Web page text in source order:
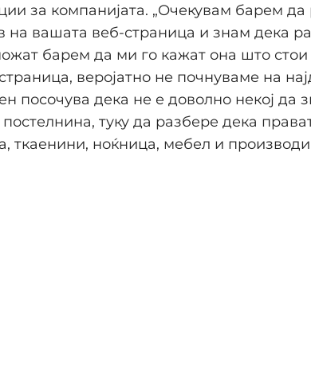
за компанијата. „Очекувам барем да
на вашата веб-страница и знам дека
барем да ми го кажат она што стои
веројатно не почнуваме на
посочува дека не е доволно некој да
туку да разбере дека
ткаенини, ноќница, мебел и